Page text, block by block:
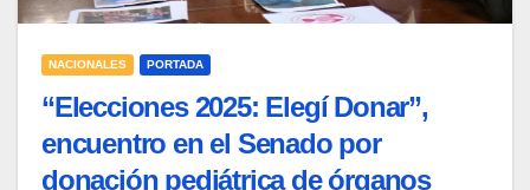
NACIONALES PORTADA
“Elecciones 2025: Elegí Donar”,
encuentro en el Senado por
donación pediátrica de órganos